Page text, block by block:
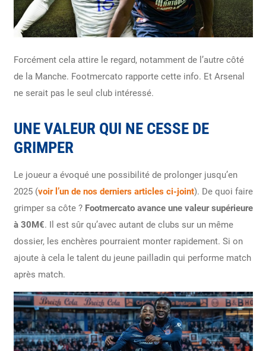
Forcément cela attire le regard, notamment de l’autre côté
de la Manche. Footmercato rapporte cette info. Et Arsenal
ne serait pas le seul club intéressé.
UNE VALEUR QUI NE CESSE DE
GRIMPER
Le joueur a évoqué une possibilité de prolonger jusqu’en
2025 (voir l’un de nos derniers articles ci-joint). De quoi faire
grimper sa côte ? Footmercato avance une valeur supérieure
à 30M€. Il est sûr qu’avec autant de clubs sur un même
dossier, les enchères pourraient monter rapidement. Si on
ajoute à cela le talent du jeune pailladin qui performe match
après match.